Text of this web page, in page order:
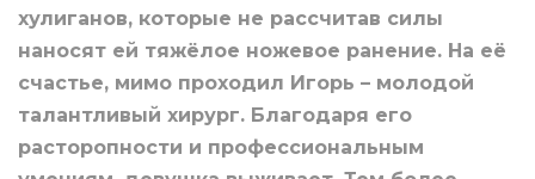
хулиганов, которые не рассчитав силы
наносят ей тяжёлое ножевое ранение. На её
счастье, мимо проходил Игорь – молодой
талантливый хирург. Благодаря его
расторопности и профессиональным